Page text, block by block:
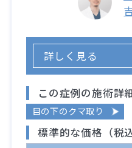
詳しく見る
この症例の施術詳
目の下のクマ取り
標準的な価格（税込